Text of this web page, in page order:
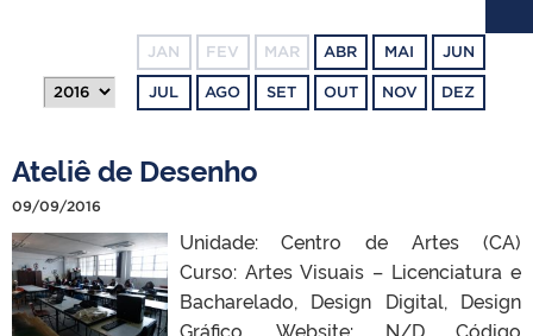
JAN FEV MAR ABR MAI JUN
JUL AGO SET OUT NOV DEZ
Ateliê de Desenho
09/09/2016
Unidade: Centro de Artes (CA)
Curso: Artes Visuais – Licenciatura e
Bacharelado, Design Digital, Design
Gráfico. Website: N/D Código